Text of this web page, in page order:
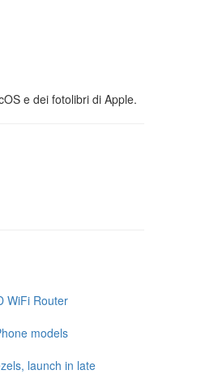
e dei fotolibri di Apple.
WiFi Router
models
launch in late